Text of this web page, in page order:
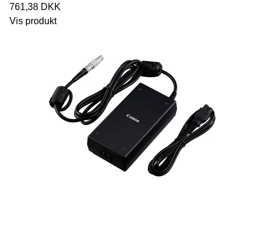
761,38 DKK
Vis produkt